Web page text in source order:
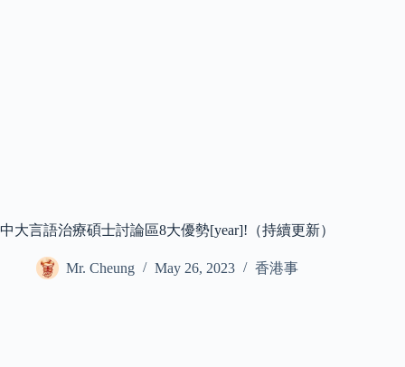
中大言語治療碩士討論區8大優勢[year]!（持續更新）
Mr. Cheung May 26, 2023 香港事